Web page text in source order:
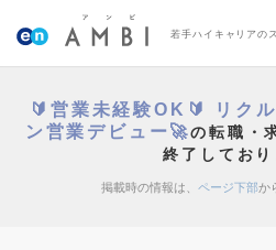
若手ハイキャリアの
🔰営業未経験OK🔰 リク
ン営業デビュー🚀の転職・
終了しており
掲載時の情報は、 ページ下部か